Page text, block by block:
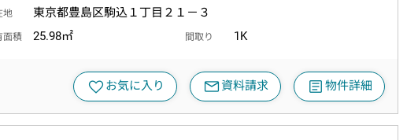
地 東京都豊島区駒込１丁目２１－３
面積 25.98㎡ 間取り 1K
favorite お気に入り mail資料請求 article物件詳細